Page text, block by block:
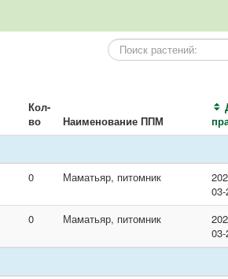
Кол-
во
Наименование ППМ
0 Маматьяр, питомник
0 Маматьяр, питомник